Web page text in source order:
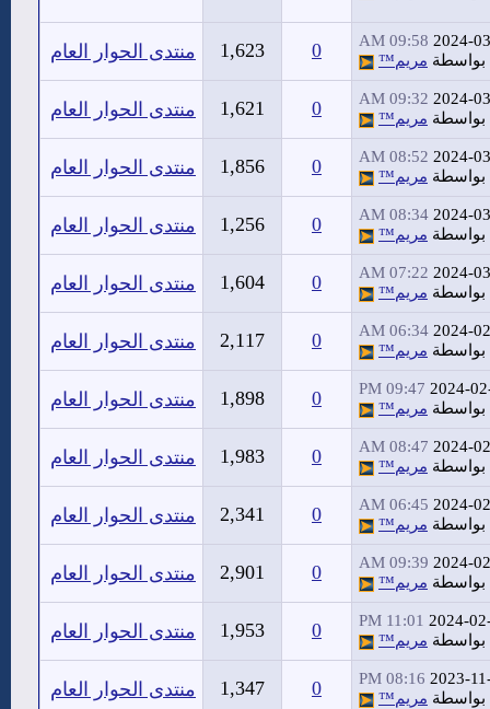
2024-
09:58 AM
بواسطة مريم™ 0
1,623 منتدى الحوار العام
2024-
09:32 AM
بواسطة مريم™ 0
1,621 منتدى الحوار العام
2024-
08:52 AM
بواسطة مريم™ 0
1,856 منتدى الحوار العام
2024-
08:34 AM
بواسطة مريم™ 0
1,256 منتدى الحوار العام
2024-
07:22 AM
بواسطة مريم™ 0
1,604 منتدى الحوار العام
2024-
06:34 AM
بواسطة مريم™ 0
2,117 منتدى الحوار العام
2024-
09:47 PM
بواسطة مريم™ 0
1,898 منتدى الحوار العام
2024-
08:47 AM
بواسطة مريم™ 0
1,983 منتدى الحوار العام
2024-
06:45 AM
بواسطة مريم™ 0
2,341 منتدى الحوار العام
2024-
09:39 AM
بواسطة مريم™ 0
2,901 منتدى الحوار العام
2024-
11:01 PM
بواسطة مريم™ 0
1,953 منتدى الحوار العام
2023-
08:16 PM
بواسطة مريم™ 0
1,347 منتدى الحوار العام